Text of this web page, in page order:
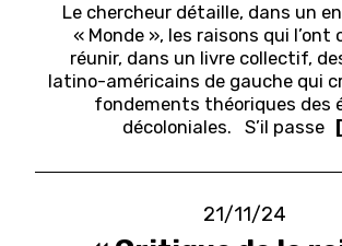
Le chercheur détaille, dans un
« Monde », les raisons qui l’ont
réunir, dans un livre collectif,
latino-américains de gauche qui
fondements théoriques des
décoloniales.
S’il passe
21/11/24